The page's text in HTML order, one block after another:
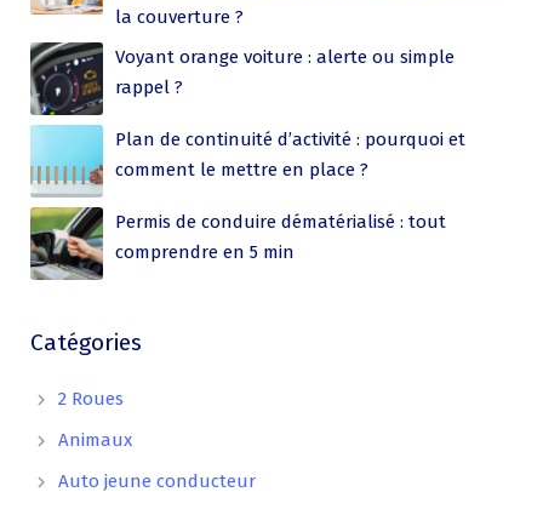
la couverture ?
Voyant orange voiture : alerte ou simple
rappel ?
Plan de continuité d’activité : pourquoi et
comment le mettre en place ?
Permis de conduire dématérialisé : tout
comprendre en 5 min
Catégories
2 Roues
Animaux
Auto jeune conducteur